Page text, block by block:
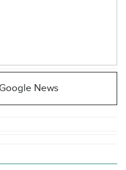
News